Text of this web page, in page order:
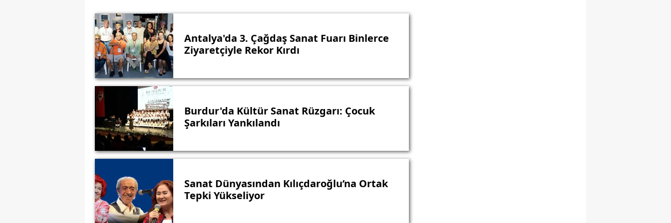
Antalya'da 3. Çağdaş Sanat Fuarı Binlerce
Ziyaretçiyle Rekor Kırdı
Burdur'da Kültür Sanat Rüzgarı: Çocuk
Şarkıları Yankılandı
Sanat Dünyasından Kılıçdaroğlu’na Ortak
Tepki Yükseliyor